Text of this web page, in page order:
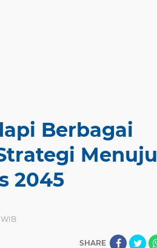
Berbagai
Menuju
2045
SHARE